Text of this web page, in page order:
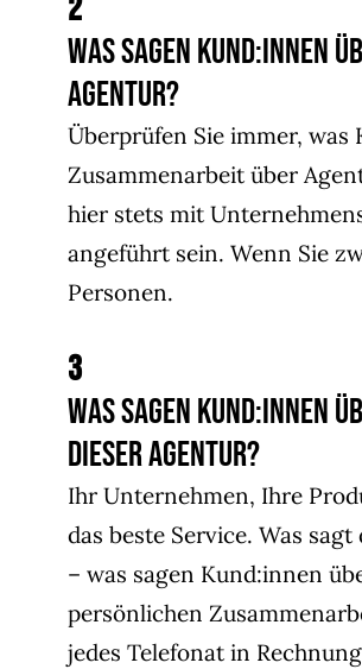
2
Was sagen Kund:innen
Agentur?
Überprüfen Sie immer, was
Zusammenarbeit über
hier stets mit
angeführt sein. Wenn Sie
Personen.
3
Was sagen Kund:innen
dieser Agentur?
Ihr Unternehmen, Ihre
das beste Service. Was
– was sagen Kund:innen
persönlichen
jedes Telefonat in